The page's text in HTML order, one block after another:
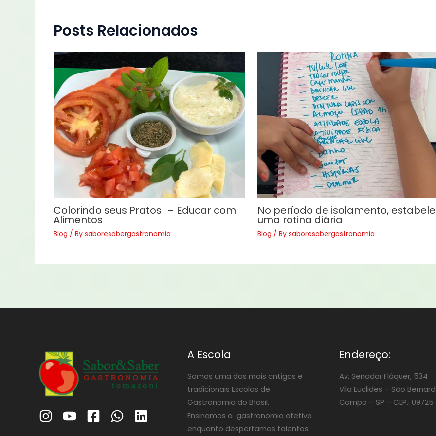
Posts Relacionados
Colorindo seus Pratos! – Educar com
Alimentos
Blog / By saboresabergastronomia
No período de isolamento,
uma rotina diária
Blog / By saboresabergastronomia
A Escola
Somos uma das mais antigas e
tradicionais Escolas de
Gastronomia do Brasil.
Ensinamos a gastronomia afetiva
enquanto despertamos talentos
Endereço:
Av. Senador Fláquer, 534
Vila Euclides – São
Campo – SP – CEP.: